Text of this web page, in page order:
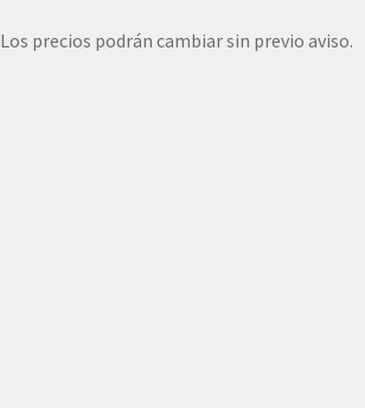
Los precios podrán cambiar sin previo aviso.